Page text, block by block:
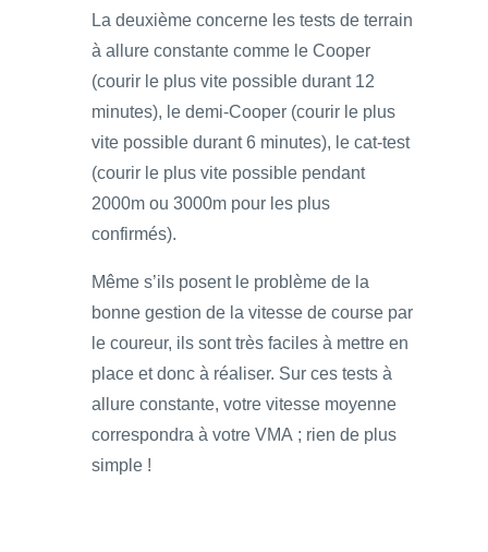
La deuxième concerne les tests de terrain
à allure constante comme le Cooper
(courir le plus vite possible durant 12
minutes), le demi-Cooper (courir le plus
vite possible durant 6 minutes), le cat-test
(courir le plus vite possible pendant
2000m ou 3000m pour les plus
confirmés).
Même s’ils posent le problème de la
bonne gestion de la vitesse de course par
le coureur, ils sont très faciles à mettre en
place et donc à réaliser. Sur ces tests à
allure constante, votre vitesse moyenne
correspondra à votre VMA ; rien de plus
simple !